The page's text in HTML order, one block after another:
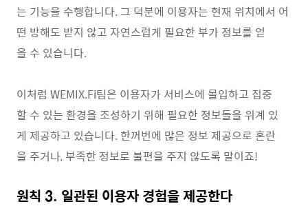
는 기능을 수행합니다. 그 덕분에 이용자는 현재 위치에서 어
떤 방해도 받지 않고 자연스럽게 필요한 부가 정보를 얻
을 수 있습니다.​
이처럼 WEMIX.Fi팀은 이용자가 서비스에 몰입하고 집중
할 수 있는 환경을 조성하기 위해 필요한 정보들을 위계 있
게 제공하고 있습니다. 한꺼번에 많은 정보 제공으로 혼란
을 주거나, 부족한 정보로 불편을 주지 않도록 말이죠!
원칙 3. 일관된 이용자 경험을 제공한다